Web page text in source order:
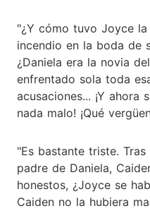
"¿Y cómo tuvo Joyce
incendio en la boda de
¿Daniela era la novia
enfrentado sola toda
acusaciones... ¡Y ahora
nada malo! ¡Qué
"Es bastante triste.
padre de Daniela,
honestos, ¿Joyce se
Caiden no la hubiera